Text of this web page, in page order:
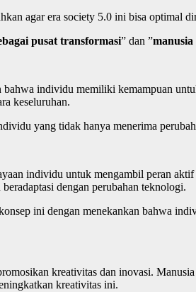
agar era society 5.0 ini bisa optimal
pusat transformasi” dan ”
individu memiliki kemampuan
keseluruhan.
yang tidak hanya menerima
individu untuk mengambil peran
dengan perubahan teknologi.
ini dengan menekankan bahwa
kreativitas dan inovasi.
kreativitas ini.